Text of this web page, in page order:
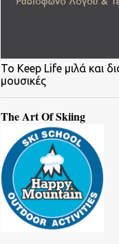
To Keep Life μιλά και
μουσικές
The Art Of Skiing